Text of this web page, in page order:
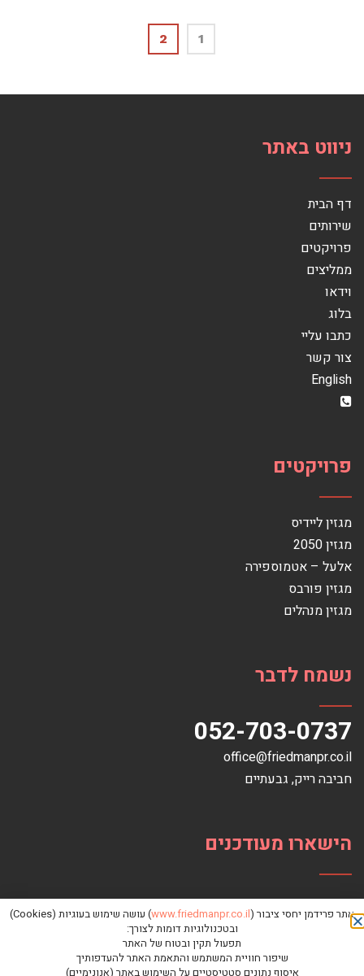
1
2
ניווט באתר
דף הבית
שירותים
פרויקטים
ממליצים
וידאו
בלוג
כתבו עליי
צור קשר
English
פרויקטים
מגזין ליידיס
מגזין 2050
אלעל – אטמוספירה
מגזין פורבס
מגזין מנהלים
נשמח לדבר
052-703-0737
office@friedmanpr.co.il
חביבה רייק‏, ‏גבעתיים‏
הישארו מעודכנים
אתר פרידמן יחסי ציבור (www.friedmanpr.co.il
) עושה שימוש בעוגיות (Cookies)
ובטכנולוגיות דומות לצורך:
תפעול תקין ובטוח של האתר
שיפור חוויית המשתמש והתאמת האתר להעדפותיך
איסוף נתונים סטטיסטיים על השימוש באתר (אנונימיים)